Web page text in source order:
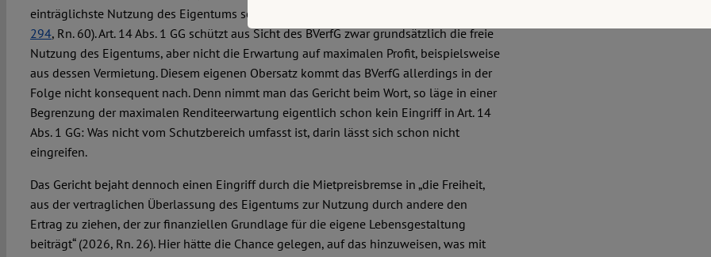
einträglichste Nutzung des Eigentums schützt (2026, Rn. 45, zuvor schon
294, Rn. 60). Art. 14 Abs. 1 GG schützt aus Sicht des BVerfG zwar grundsätzlich die freie
Nutzung des Eigentums, aber nicht die Erwartung auf maximalen Profit, beispielsweise
aus dessen Vermietung. Diesem eigenen Obersatz kommt das BVerfG allerdings in der
Folge nicht konsequent nach. Denn nimmt man das Gericht beim Wort, so läge in einer
Begrenzung der maximalen Renditeerwartung eigentlich schon kein Eingriff in Art. 14
Abs. 1 GG: Was nicht vom Schutzbereich umfasst ist, darin lässt sich schon nicht
eingreifen.
Das Gericht bejaht dennoch einen Eingriff durch die Mietpreisbremse in „die Freiheit,
aus der vertraglichen Überlassung des Eigentums zur Nutzung durch andere den
Ertrag zu ziehen, der zur finanziellen Grundlage für die eigene Lebensgestaltung
beiträgt“ (2026, Rn. 26). Hier hätte die Chance gelegen, auf das hinzuweisen, was mit